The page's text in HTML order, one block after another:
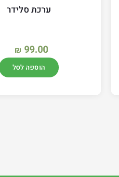
ערכת סלידר
₪ 99.00
הוספה לסל